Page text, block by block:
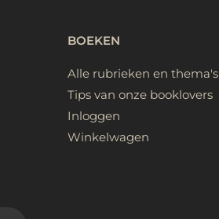
BOEKEN
Alle rubrieken en thema's
Tips van onze booklovers
Inloggen
Winkelwagen